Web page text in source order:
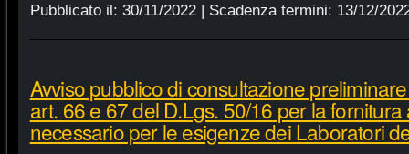
Pubblicato il: 30/11/2022| Scadenza termini: 13/12/
Avviso pubblico di consultazione
art. 66 e 67 del D.Lgs. 50/16 per la
necessario per le esigenze dei Laboratori